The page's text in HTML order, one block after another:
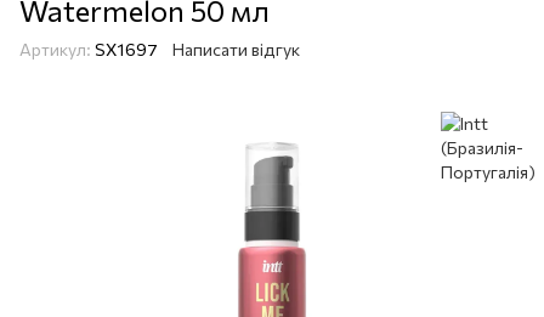
Watermelon 50 мл
Артикул: SX1697 Написати відгук